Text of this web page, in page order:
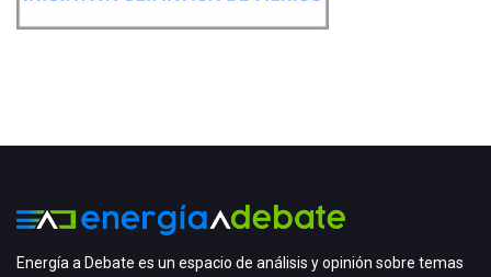
Energía a Debate es un espacio de análisis y opinión sobre temas